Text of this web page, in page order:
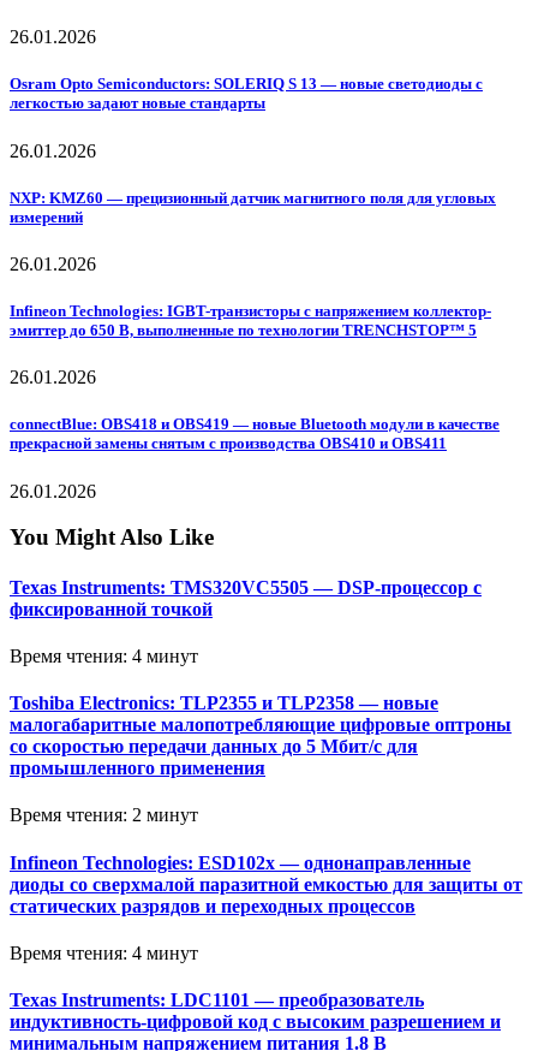
26.01.2026
Osram Opto Semiconductors: SOLERIQ S 13 — новые светодиоды с
легкостью задают новые стандарты
26.01.2026
NXP: KMZ60 — прецизионный датчик магнитного поля для угловых
измерений
26.01.2026
Infineon Technologies: IGBT-транзисторы с напряжением коллектор-
эмиттер до 650 В, выполненные по технологии TRENCHSTOP™ 5
26.01.2026
connectBlue: OBS418 и OBS419 — новые Bluetooth модули в качестве
прекрасной замены снятым с производства OBS410 и OBS411
26.01.2026
You Might Also Like
Texas Instruments: TMS320VC5505 — DSP-процессор с
фиксированной точкой
Время чтения: 4 минут
Toshiba Electronics: TLP2355 и TLP2358 — новые
малогабаритные малопотребляющие цифровые оптроны
со скоростью передачи данных до 5 Мбит/с для
промышленного применения
Время чтения: 2 минут
Infineon Technologies: ESD102x — однонаправленные
диоды со сверхмалой паразитной емкостью для защиты от
статических разрядов и переходных процессов
Время чтения: 4 минут
Texas Instruments: LDC1101 — преобразователь
индуктивность-цифровой код с высоким разрешением и
минимальным напряжением питания 1.8 В